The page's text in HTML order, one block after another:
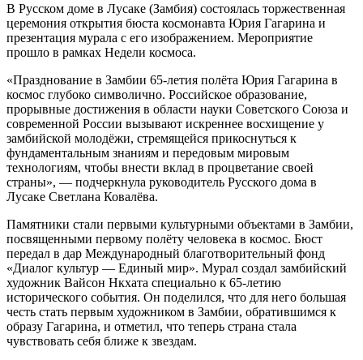
В Русском доме в Лусаке (Замбия) состоялась торжественная
церемония открытия бюста космонавта Юрия Гагарина и
презентация мурала с его изображением. Мероприятие
прошло в рамках Недели космоса.
«Празднование в Замбии 65-летия полёта Юрия Гагарина в
космос глубоко символично. Российское образование,
прорывные достижения в области науки Советского Союза и
современной России вызывают искреннее восхищение у
замбийской молодёжи, стремящейся прикоснуться к
фундаментальным знаниям и передовым мировым
технологиям, чтобы внести вклад в процветание своей
страны», — подчеркнула руководитель Русского дома в
Лусаке Светлана Ковалёва.
Памятники стали первыми культурными объектами в Замбии,
посвященными первому полёту человека в космос. Бюст
передал в дар Международный благотворительный фонд
«Диалог культур — Единый мир». Мурал создал замбийский
художник Вайсон Нкхата специально к 65-летию
исторического события. Он поделился, что для него большая
честь стать первым художником в Замбии, обратившимся к
образу Гагарина, и отметил, что теперь страна стала
чувствовать себя ближе к звездам.